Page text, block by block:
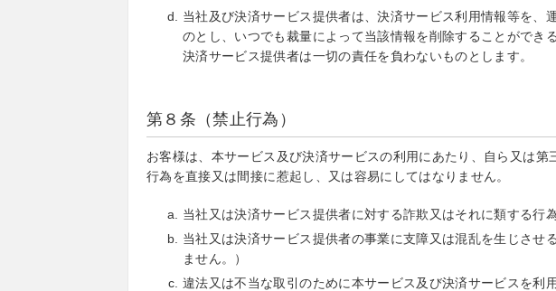
当社及び決済サービス提供者は、決済サービス利用情報等を
のとし、いつでも裁量によって当該情報を削除することがで
決済サービス提供者は一切の責任を負わないものとします。
第８条（禁止行為）
お客様は、本サービス及び決済サービスの利用にあたり、自ら又は
行為を直接又は間接に惹起し、又は容易にしてはなりません。
当社又は決済サービス提供者に対する詐欺又はそれに類する行
当社又は決済サービス提供者の事業に支障又は混乱を生じさ
ません。）
違法又は不当な取引のために本サービス及び決済サービスを利